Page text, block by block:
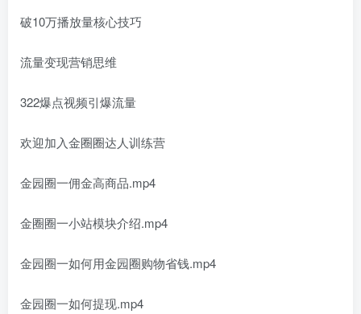
破10万播放量核心技巧
流量变现营销思维
322爆点视频引爆流量
欢迎加入金圈圈达人训练营
金园圈一佣金高商品.mp4
金圈圈一小站模块介绍.mp4
金园圈一如何用金园圈购物省钱.mp4
金园圈一如何提现.mp4